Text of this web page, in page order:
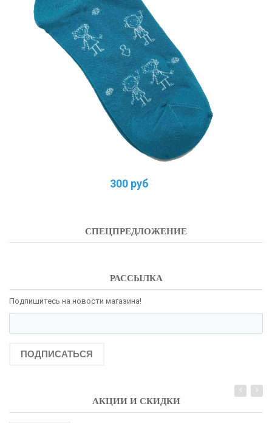
300 руб
СПЕЦПРЕДЛОЖЕНИЕ
РАССЫЛКА
Подпишитесь на новости магазина!
ПОДПИСАТЬСЯ
АКЦИИ И СКИДКИ